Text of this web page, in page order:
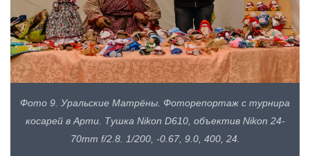
Фото 9. Уральские Матрёны. Фоторепортаж с турнира
косарей в Арти. Тушка Nikon D610, объектив Nikon 24-
70mm f/2.8. 1/200, -0.67, 9.0, 400, 24.